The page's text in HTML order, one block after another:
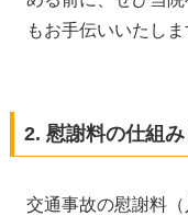
もお手伝いいたしま
2. 慰謝料の仕組
交通事故の慰謝料